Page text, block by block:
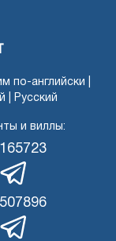
по-английски |
| Русский
и виллы: